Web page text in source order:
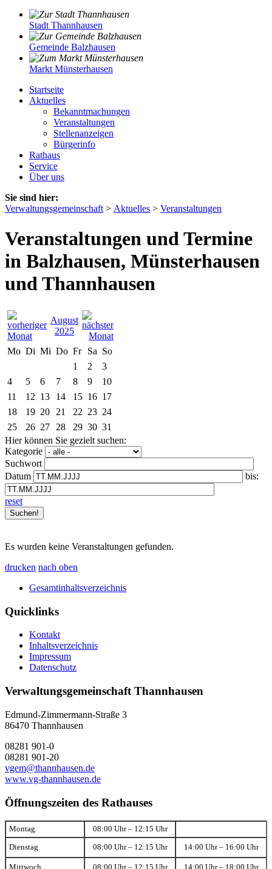
Stadt Thannhausen
Gemeinde Balzhausen
Markt Münsterhausen
Startseite
Aktuelles
Bekanntmachungen
Veranstaltungen
Stellenanzeigen
Bürgerinfo
Rathaus
Service
Über uns
Sie sind hier:
Verwaltungsgemeinschaft > Aktuelles > Veranstaltungen
Veranstaltungen und Termine
in Balzhausen, Münsterhausen
und Thannhausen
August
2025
Mo Di Mi Do Fr Sa So
1
2
3
4
5 6 7 8 9
10
11
12 13 14 15 16 17
18
19 20 21 22 23 24
25
26 27 28 29 30 31
Hier können Sie gezielt suchen:
Kategorie
Suchwort
Datum
bis:
reset
Es wurden keine Veranstaltungen gefunden.
drucken nach oben
Gesamtinhaltsverzeichnis
Quicklinks
Kontakt
Inhaltsverzeichnis
Impressum
Datenschutz
Verwaltungsgemeinschaft Thannhausen
Edmund-Zimmermann-Straße 3
86470 Thannhausen
08281 901-0
08281 901-20
vgem@thannhausen.de
www.vg-thannhausen.de
Öffnungszeiten des Rathauses
Montag 08:00 Uhr – 12:15 Uhr
Dienstag 08:00 Uhr – 12:15 Uhr 14:00 Uhr – 16:00 Uhr